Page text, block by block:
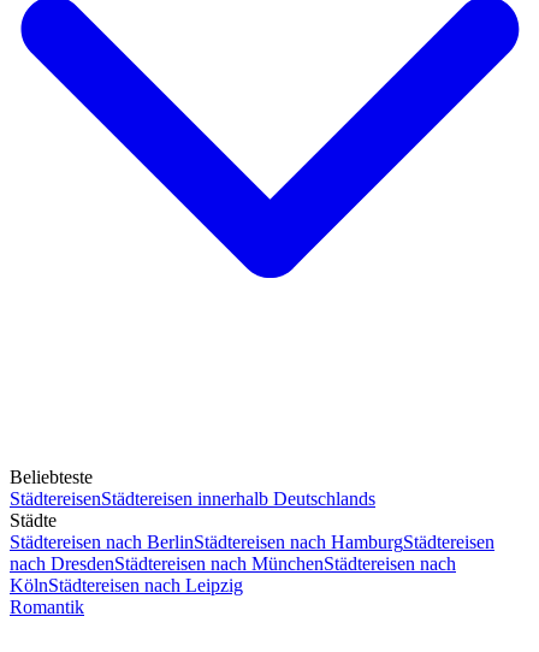
Beliebteste
StädtereisenStädtereisen innerhalb Deutschlands
Städte
Städtereisen nach BerlinStädtereisen nach HamburgStädtereisen
nach DresdenStädtereisen nach MünchenStädtereisen nach
KölnStädtereisen nach Leipzig
Romantik